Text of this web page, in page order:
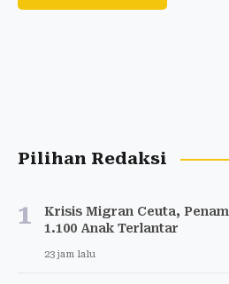
Pilihan Redaksi
1
Krisis Migran Ceuta,
1.100 Anak Terlantar
23 jam lalu